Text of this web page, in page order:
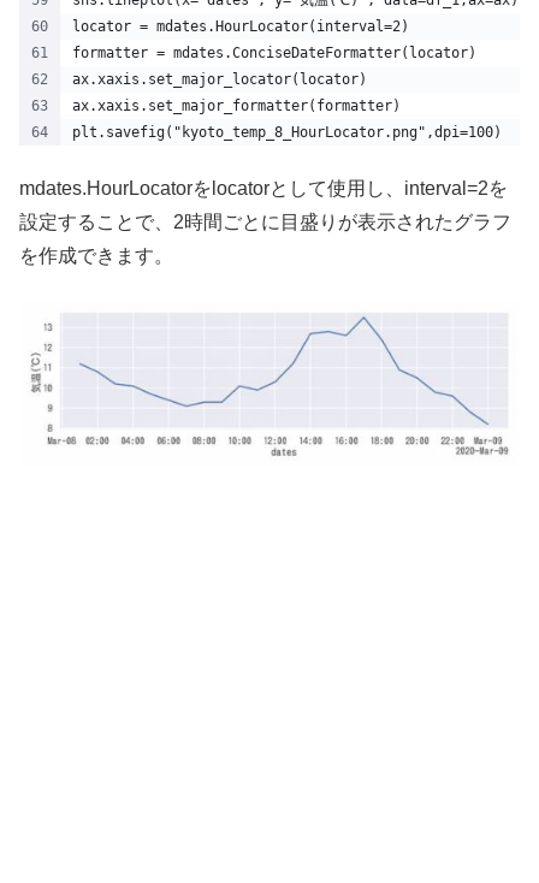
locator = mdates.HourLocator(interval=2)
formatter = mdates.ConciseDateFormatter(locator)
ax.xaxis.set_major_locator(locator)
ax.xaxis.set_major_formatter(formatter)
plt.savefig("kyoto_temp_8_HourLocator.png",dpi=100)
mdates.HourLocatorをlocatorとして使用し、interval=2を
設定することで、2時間ごとに目盛りが表示されたグラフ
を作成できます。